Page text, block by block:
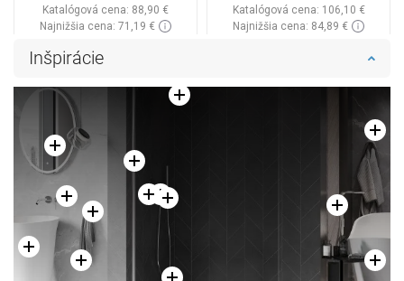
Katalógová cena: 88,90 €
Najnižšia cena: 71,19 €
Porovnaj
Katalógová cena: 106,10 €
Najnižšia cena: 84,89 €
Inšpirácie